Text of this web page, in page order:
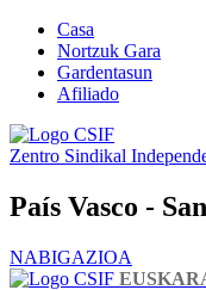
Casa
Nortzuk Gara
Gardentasun
Afiliado
Zentro Sindikal
País Vasco -
NABIGAZIOA